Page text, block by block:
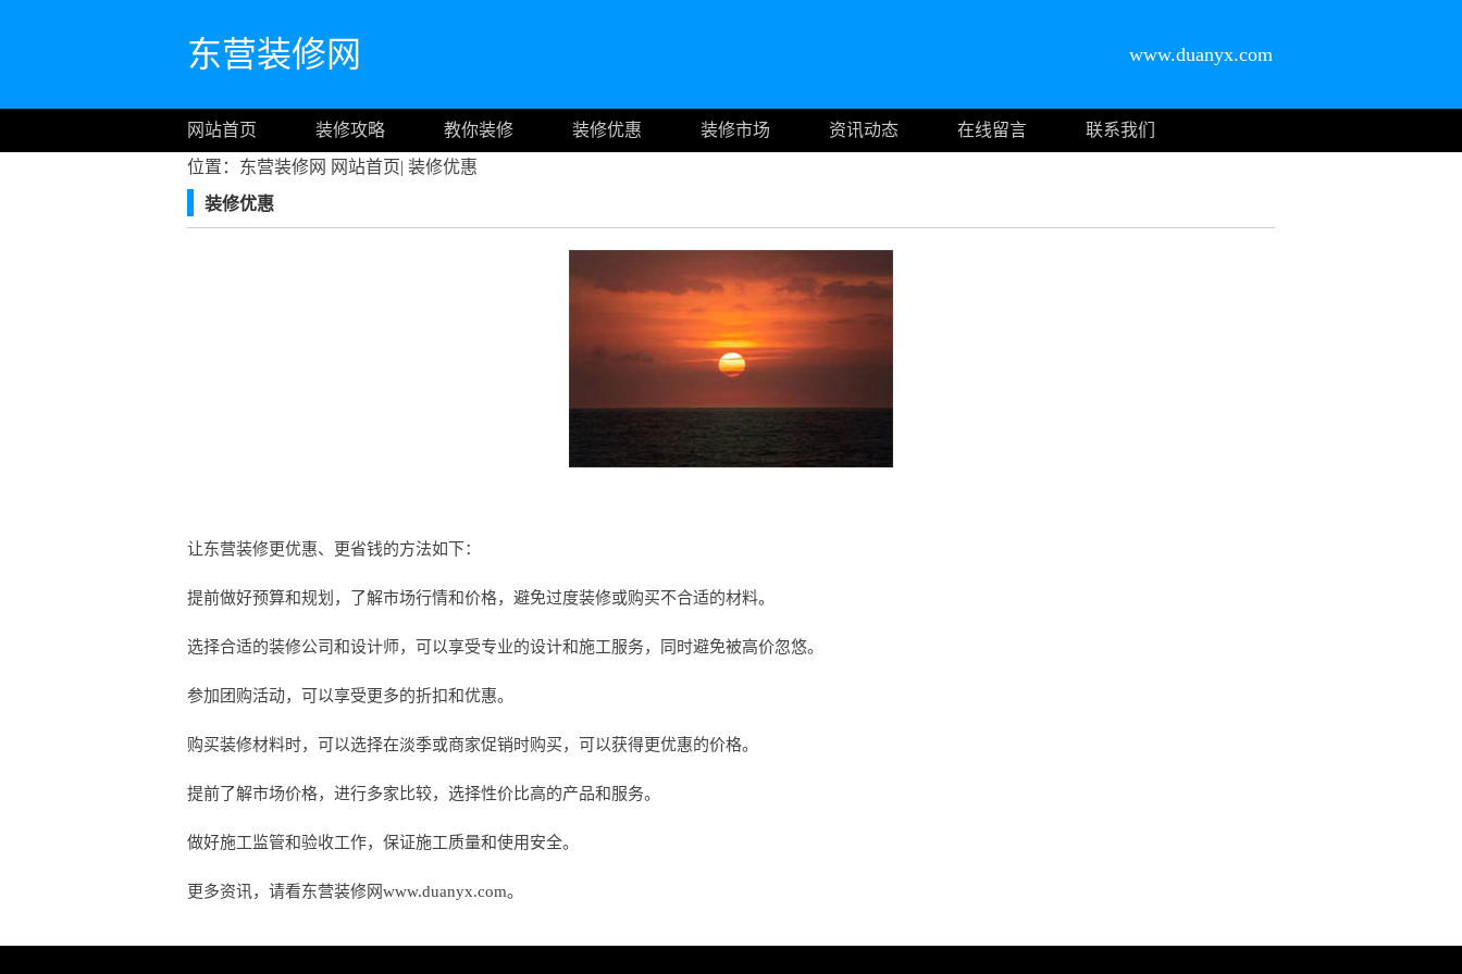
东营装修网 www.duanyx.com
网站首页 装修攻略 教你装修 装修优惠 装修市场 资讯动态 在线留言
联系我们
位置：东营装修网 网站首页| 装修优惠
装修优惠
让东营装修更优惠、更省钱的方法如下：
提前做好预算和规划，了解市场行情和价格，避免过度装修或购买不合适的材料。
选择合适的装修公司和设计师，可以享受专业的设计和施工服务，同时避免被高价忽悠。
参加团购活动，可以享受更多的折扣和优惠。
购买装修材料时，可以选择在淡季或商家促销时购买，可以获得更优惠的价格。
提前了解市场价格，进行多家比较，选择性价比高的产品和服务。
做好施工监管和验收工作，保证施工质量和使用安全。
更多资讯，请看东营装修网www.duanyx.com。